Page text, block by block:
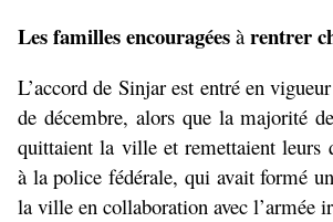
Les familles encouragées à rentrer
L’accord de Sinjar est entré en
de décembre, alors que la majorité
quittaient la ville et remettaient leurs
à la police fédérale, qui avait formé
la ville en collaboration avec l’armée